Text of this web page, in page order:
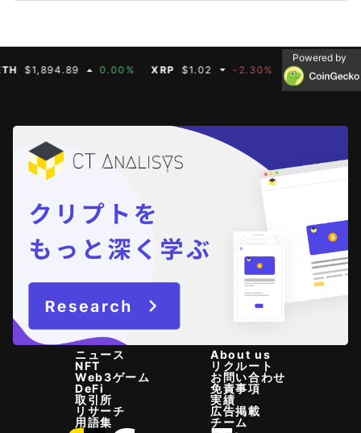
$1,894.89 0.00% XRP $1.02 -2.30% BNB $587.07
Powered by
ニュース
NFT
Web3ゲーム
DeFi
取引所
リサーチ
用語集
About us
リクルート
お問い合わせ
免責事項
実績
広告掲載
チーム